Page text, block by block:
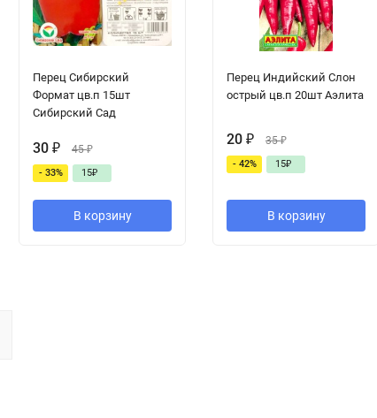
Перец Сибирский
Формат цв.п 15шт
Сибирский Сад
30 ₽ 45₽
- 33% 15₽
В корзину
Перец Индийский Слон
острый цв.п 20шт Аэлита
20 ₽ 35₽
- 42% 15₽
В корзину